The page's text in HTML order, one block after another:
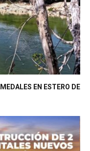
EN ESTERO DE